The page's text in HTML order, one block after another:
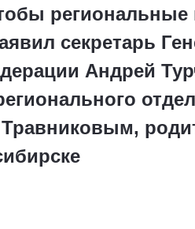
региональные
секретарь
Андрей